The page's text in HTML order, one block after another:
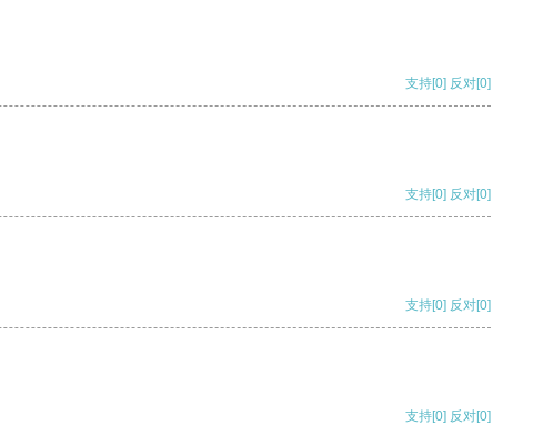
支持[0] 反对[0]
支持[0] 反对[0]
支持[0] 反对[0]
支持[0] 反对[0]